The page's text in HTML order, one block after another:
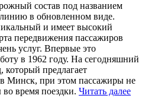
состав под названием
в обновленном виде.
и имеет высокий
передвижения пассажиров
услуг. Впервые это
в 1962 году. На сегодняшний
который предлагает
в Минск, при этом пассажиры не
время поездки. Читать далее